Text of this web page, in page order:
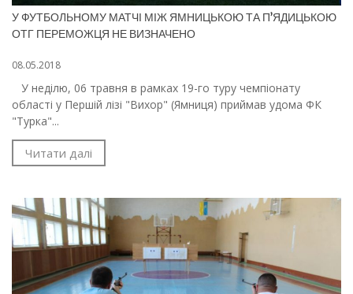
У ФУТБОЛЬНОМУ МАТЧІ МІЖ ЯМНИЦЬКОЮ ТА П’ЯДИЦЬКОЮ
ОТГ ПЕРЕМОЖЦЯ НЕ ВИЗНАЧЕНО
08.05.2018
У неділю, 06 травня в рамках 19-го туру чемпіонату
області у Першій лізі "Вихор" (Ямниця) приймав удома ФК
"Турка"...
Читати далі